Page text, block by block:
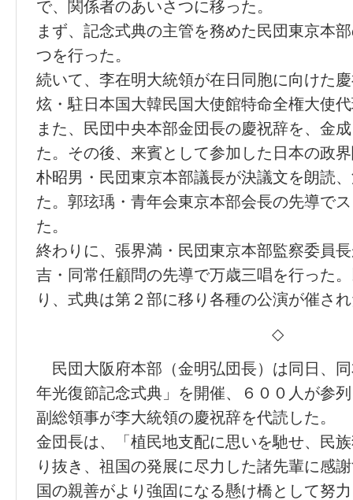
で、関係者のあいさつに移った。
まず、記念式典の主管を務めた民団東京本
つを行った。
続いて、李在明大統領が在日同胞に向けた
炫・駐日本国大韓民国大使館特命全権大使
また、民団中央本部金団長の慶祝辞を、金
た。その後、来賓として参加した日本の政
朴昭男・民団東京本部議長が決議文を朗読
た。郭玹瑀・青年会東京本部会長の先導で
た。
終わりに、張界満・民団東京本部監察委員
吉・同常任顧問の先導で万歳三唱を行った
り、式典は第２部に移り各種の公演が催さ
◇
民団大阪府本部（金明弘団長）は同日、
年光復節記念式典」を開催、６００人が参
副総領事が李大統領の慶祝辞を代読した。
金団長は、「植民地支配に思いを馳せ、民
り抜き、祖国の発展に尽力した諸先輩に感
国の親善がより強固になる懸け橋として努